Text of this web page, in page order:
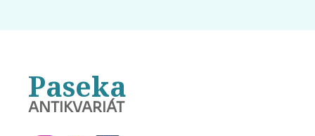
Paseka
ANTIKVARIÁT